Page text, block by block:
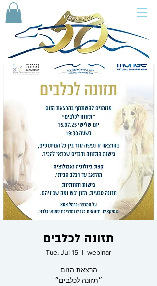
תזונה לכלבים
Tue, Jul 15
  |
webinar
הרצאת הזום
״תזונה לכלבים״